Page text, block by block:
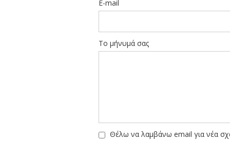
E-mail
Το μήνυμά σας
Θέλω να λαμβάνω email για νέα